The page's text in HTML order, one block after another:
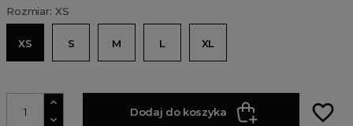
Rozmiar: XS
XS S M L XL
Dodaj do koszyka favorite_border